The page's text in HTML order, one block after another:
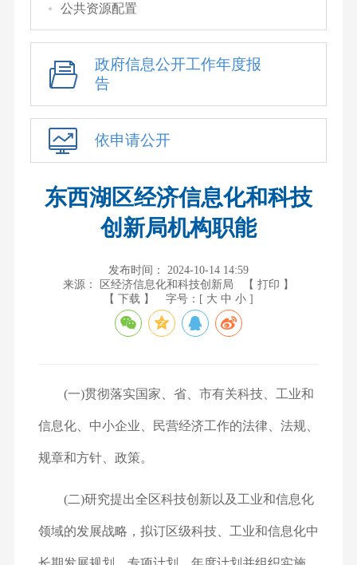
公共资源配置
政府信息公开工作年度报
告
依申请公开
东西湖区经济信息化和科技
创新局机构职能
发布时间： 2024-10-14 14:59
来源： 区经济信息化和科技创新局
【 打印 】
【 下载 】
字号：[ 大 中 小 ]
(一)贯彻落实国家、省、市有关科技、工业和
信息化、中小企业、民营经济工作的法律、法规、
规章和方针、政策。
(二)研究提出全区科技创新以及工业和信息化
领域的发展战略，拟订区级科技、工业和信息化中